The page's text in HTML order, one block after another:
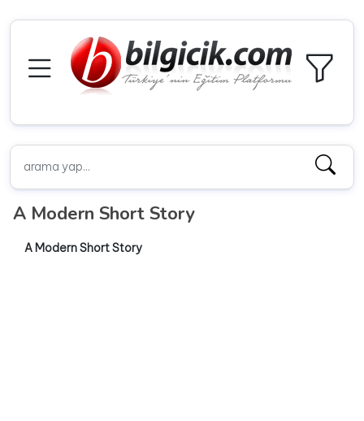
A Modern Short Story
A Modern Short Story